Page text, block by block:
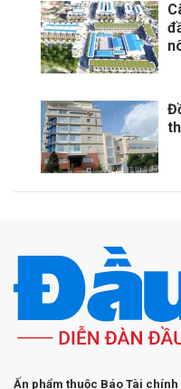
Ấn phẩm thuộc Báo Tài